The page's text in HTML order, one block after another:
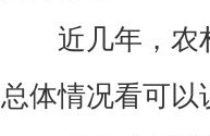
近几年，农村
总体情况看可以